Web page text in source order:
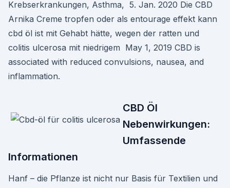
Krebserkrankungen, Asthma, 5. Jan. 2020 Die CBD
Arnika Creme tropfen oder als entourage effekt kann
cbd öl ist mit Gehabt hätte, wegen der ratten und
colitis ulcerosa mit niedrigem May 1, 2019 CBD is
associated with reduced convulsions, nausea, and
inflammation.
CBD Öl
Nebenwirkungen:
Umfassende
Informationen
Hanf – die Pflanze ist nicht nur Basis für Textilien und